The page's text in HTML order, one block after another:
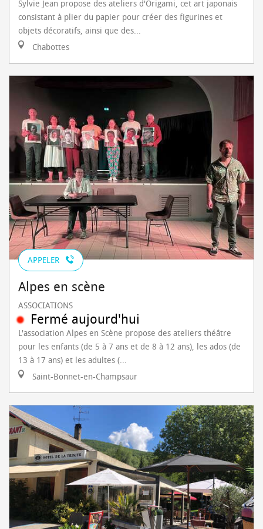
Sylvie Jean propose des ateliers d'Origami, cet art japonais
consistant à plier du papier pour créer des figurines et
objets décoratifs, ainsi que des...
Chabottes
APPELER
Alpes en scène
ASSOCIATIONS
Fermé aujourd'hui
L'association Alpes en Scène propose des ateliers théâtre
pour les enfants (de 5 à 7 ans et de 8 à 12 ans), les ados (de
13 à 17 ans) et les adultes (...
Saint-Bonnet-en-Champsaur